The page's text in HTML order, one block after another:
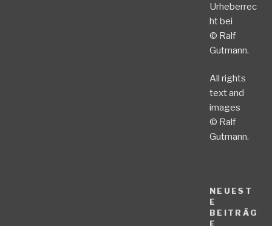
Urheberrec
ht bei
© Ralf
Gutmann.
All rights
text and
images
© Ralf
Gutmann.
NEUEST
E
BEITRÄG
E